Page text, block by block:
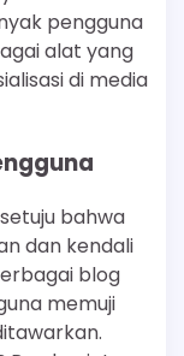
pengguna
alat yang
di media
bahwa
dan kendali
blog
memuji